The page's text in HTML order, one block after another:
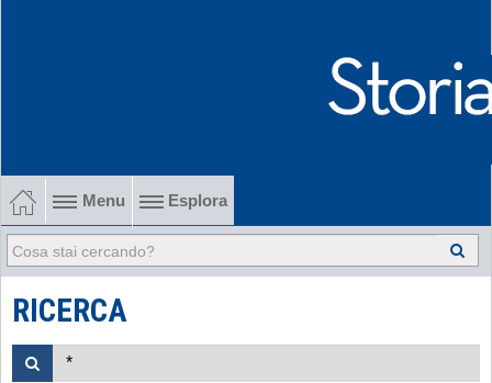
Menu Esplora
1902-1915 Gli esordi
1915-1945 Tra le due guerre
1945-1968 Dalla liberazione al '68
RICERCA